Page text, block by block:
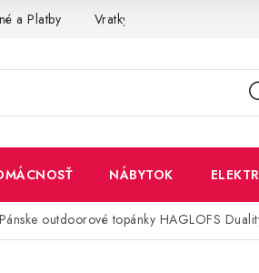
a Platby Vratky a Reklamácie
NÁBYTOK
Pánske outdoorové topánky HAGLOFS